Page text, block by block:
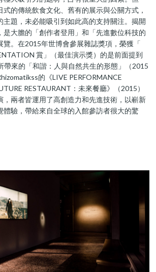
式的傳統飲食文化、舊有的展示與公關方式，
主題，未必能吸引到如此高的支持關注。揭開
是大膽的「創作者登用」和「先進數位科技的
覽。在2015年世博會參展雜誌獎項，榮獲「
賞」（最佳演示獎）的是前面提到
帶來的「和諧：人與自然共生的形態」（2015
的《LIVE PERFORMANCE
RESTAURANT：未來餐廳》（2015）
，兩者皆運用了高創造力和先進技術，以嶄新
體驗，帶給來自全球的入館參訪者很大的驚